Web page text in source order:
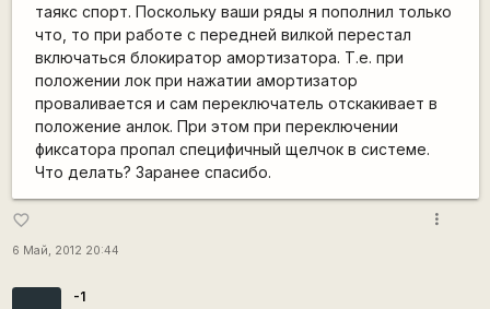
таякс спорт. Поскольку ваши ряды я пополнил только
что, то при работе с передней вилкой перестал
включаться блокиратор амортизатора. Т.е. при
положении лок при нажатии амортизатор
проваливается и сам переключатель отскакивает в
положение анлок. При этом при переключении
фиксатора пропал специфичный щелчок в системе.
Что делать? Заранее спасибо.
favorite_border
6 Май, 2012 20:44
more_vert
-1